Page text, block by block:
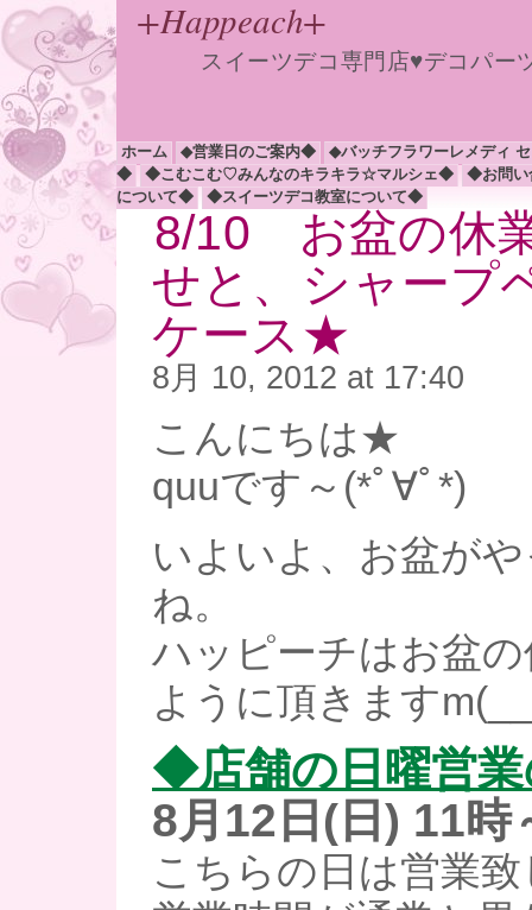
+Happeach+
スイーツデコ専門店♥デコパ
ホーム ◆営業日のご案内◆
◆バッチフラワーレメディ
◆
◆こむこむ♡みんなのキラキラ☆マルシェ◆
◆お問
について◆
◆スイーツデコ教室について◆
8/10 お盆の休
せと、シャープ
ケース★
8月 10, 2012 at 17:40
こんにちは★
quuです～(*ﾟ∀ﾟ*)
いよいよ、お盆が
ね。
ハッピーチはお盆
ように頂きます
◆店舗の日曜営
8月12日(日) 11時
こちらの日は営業